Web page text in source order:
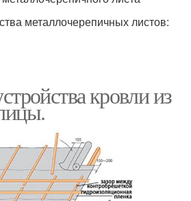
металлочерепичных листов:
кровли из